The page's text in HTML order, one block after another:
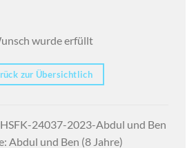
wurde erfüllt
zur Übersichtlich
24037-2023-Abdul und Ben
Abdul und Ben (8 Jahre)